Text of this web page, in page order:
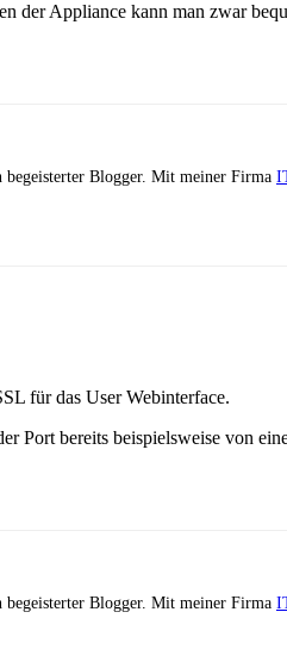
Appliance kann man zwar
begeisterter Blogger. Mit meiner Firma
für das User Webinterface.
Port bereits beispielsweise von
begeisterter Blogger. Mit meiner Firma